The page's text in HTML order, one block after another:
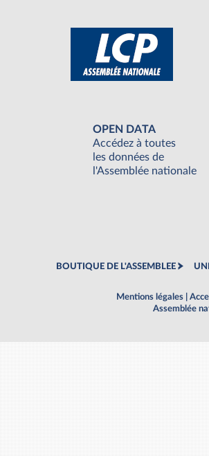
OPEN DATA
Accédez à toutes
les données de
l'Assemblée nationale
BOUTIQUE DE L'ASSEMBLEE
Mentions légales
Assemblée